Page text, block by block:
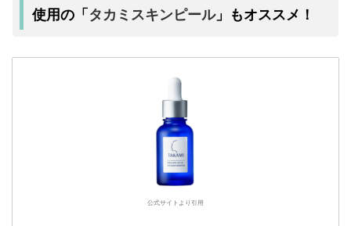
使用の「 タカミスキンピール」もオススメ！
公式サイトより引用